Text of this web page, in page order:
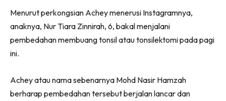
Menurut perkongsian Achey menerusi Instagramnya,
anaknya, Nur Tiara Zinnirah, 6, bakal menjalani
pembedahan membuang tonsil atau tonsilektomi pada pagi
ini.
Achey atau nama sebenarnya Mohd Nasir Hamzah
berharap pembedahan tersebut berjalan lancar dan